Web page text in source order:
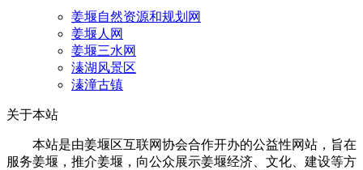
姜堰自然资源和规划网
姜堰人网
姜堰三水网
溱湖风景区
溱潼古镇
关于本站
本站是由姜堰区互联网协会合作开办的公益性网站，旨在
服务姜堰，推介姜堰，向公众展示姜堰经济、文化、建设等方